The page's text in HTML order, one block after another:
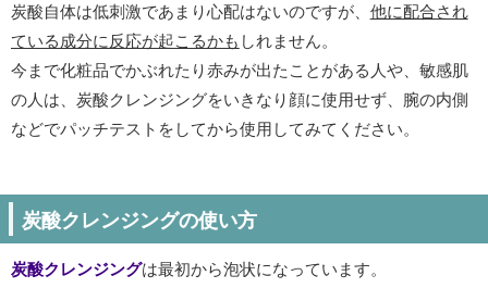
炭酸自体は低刺激であまり心配はないのですが、 他に配合され
ている成分に反応が起こるかも しれません。
今まで化粧品でかぶれたり赤みが出たことがある人や、敏感肌
の人は、炭酸クレンジングをいきなり顔に使用せず、腕の内側
などでパッチテストをしてから使用してみてください。
炭酸クレンジングの使い方
炭酸クレンジングは最初から泡状になっています。